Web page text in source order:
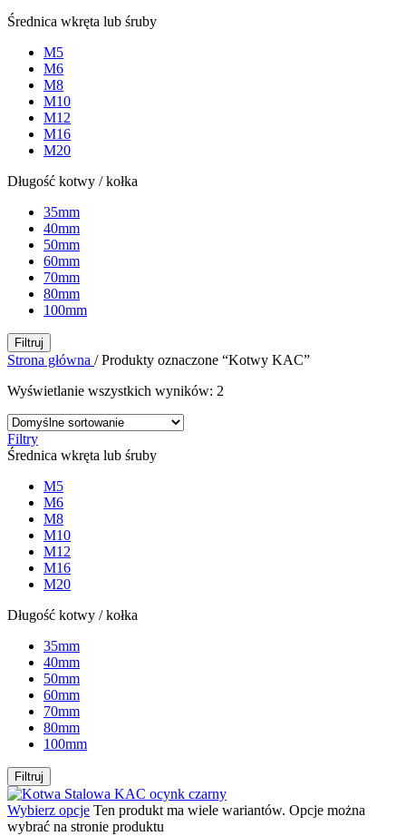
Średnica wkręta lub śruby
M5
M6
M8
M10
M12
M16
M20
Długość kotwy / kołka
35mm
40mm
50mm
60mm
70mm
80mm
100mm
Filtruj
Strona główna / Produkty oznaczone “Kotwy KAC”
Wyświetlanie wszystkich wyników: 2
Filtry
Średnica wkręta lub śruby
M5
M6
M8
M10
M12
M16
M20
Długość kotwy / kołka
35mm
40mm
50mm
60mm
70mm
80mm
100mm
Filtruj
Wybierz opcje Ten produkt ma wiele wariantów. Opcje można
wybrać na stronie produktu